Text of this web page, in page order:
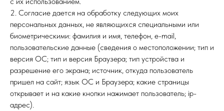
2. Согласие дается на обработку следующих моих
персональных данных, не являющихся специальными или
биометрическими: фамилия и имя, телефон, e-mail,
пользовательские данные (сведения о местоположении; тип и
версия ОС; тип и версия Браузера; тип устройства и
разрешение его экрана; источник, откуда пользователь
пришел на сайт; язык ОС и Браузера; какие страницы
открывает и на какие кнопки нажимает пользователь; ip-
адрес).